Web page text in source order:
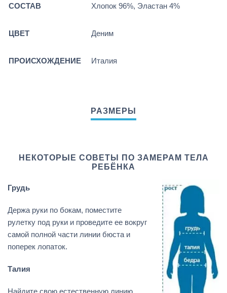
СОСТАВ Хлопок 96%, Эластан 4%
ЦВЕТ Деним
ПРОИСХОЖДЕНИЕ Италия
НЕКОТОРЫЕ СОВЕТЫ ПО ЗАМЕРАМ ТЕЛА
РЕБЁНКА
Грудь
Держа руки по бокам, поместите
рулетку под руки и проведите ее вокруг
самой полной части линии бюста и
поперек лопаток.
Талия
Найдите свою естественную линию